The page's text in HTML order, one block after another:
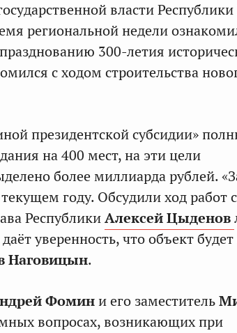
власти
региональной недели
300-летия
с ходом строительства
президентской субсидии»
на 400 мест, на эти цели
более миллиарда рублей.
году. Обсудили ход работ
РеспубликиАлексей Цыденов
уверенность, что объект будет
Наговицын.
Фомини его заместитель
вопросах, возникающих при